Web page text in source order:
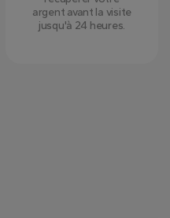
argent avant la visite
jusqu'à 24 heures.